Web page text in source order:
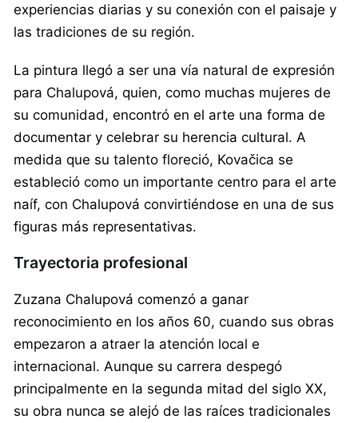
experiencias diarias y su conexión con el paisaje y
las tradiciones de su región.
La pintura llegó a ser una vía natural de expresión
para Chalupová, quien, como muchas mujeres de
su comunidad, encontró en el arte una forma de
documentar y celebrar su herencia cultural. A
medida que su talento floreció, Kovačica se
estableció como un importante centro para el arte
naíf, con Chalupová convirtiéndose en una de sus
figuras más representativas.
Trayectoria profesional
Zuzana Chalupová comenzó a ganar
reconocimiento en los años 60, cuando sus obras
empezaron a atraer la atención local e
internacional. Aunque su carrera despegó
principalmente en la segunda mitad del siglo XX,
su obra nunca se alejó de las raíces tradicionales